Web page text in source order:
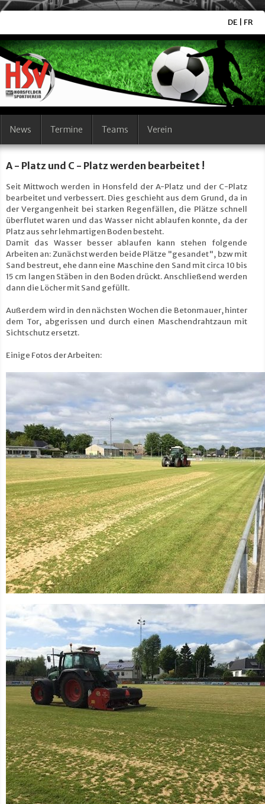
DE FR
News Termine Teams Verein
A - Platz und C - Platz werden bearbeitet !
Seit Mittwoch werden in Honsfeld der A-Platz und der C-Platz
bearbeitet und verbessert. Dies geschieht aus dem Grund, da in
der Vergangenheit bei starken Regenfällen, die Plätze schnell
überflutet waren und das Wasser nicht ablaufen konnte, da der
Platz aus sehr lehmartigen Boden besteht.
Damit das Wasser besser ablaufen kann stehen folgende
Arbeiten an: Zunächst werden beide Plätze "gesandet", bzw mit
Sand bestreut, ehe dann eine Maschine den Sand mit circa 10 bis
15 cm langen Stäben in den Boden drückt. Anschließend werden
dann die Löcher mit Sand gefüllt.
Außerdem wird in den nächsten Wochen die Betonmauer, hinter
dem Tor, abgerissen und durch einen Maschendrahtzaun mit
Sichtschutz ersetzt.
Einige Fotos der Arbeiten: